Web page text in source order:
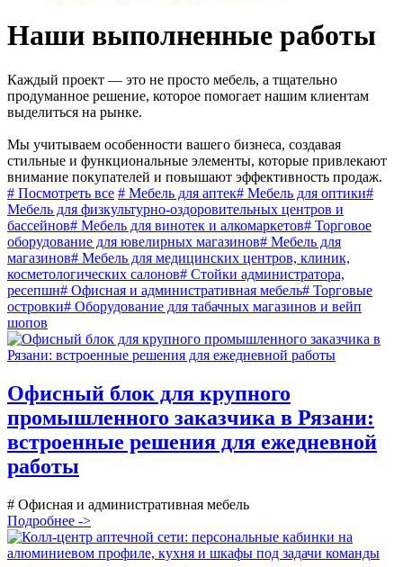
Наши выполненные работы
Каждый проект — это не просто мебель, а тщательно
продуманное решение, которое помогает нашим клиентам
выделиться на рынке.
Мы учитываем особенности вашего бизнеса, создавая
стильные и функциональные элементы, которые привлекают
внимание покупателей и повышают эффективность продаж.
# Посмотреть все # Мебель для аптек# Мебель для оптики#
Мебель для физкультурно-оздоровительных центров и
бассейнов# Мебель для винотек и алкомаркетов# Торговое
оборудование для ювелирных магазинов# Мебель для
магазинов# Мебель для медицинских центров, клиник,
косметологических салонов# Стойки администратора,
ресепшн# Офисная и административная мебель# Торговые
островки# Оборудование для табачных магазинов и вейп
шопов
Офисный блок для крупного
промышленного заказчика в Рязани:
встроенные решения для ежедневной
работы
# Офисная и административная мебель
Подробнее ->